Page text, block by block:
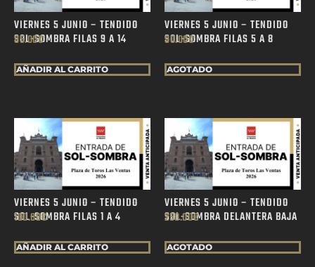
VIERNES 5 JUNIO – TENDIDO
SOL-SOMBRA FILAS 9 A 14
85.00€
AÑADIR AL CARRITO
VIERNES 5 JUNIO – TENDIDO
SOL-SOMBRA FILAS 5 A 8
90.00€
AGOTADO
VIERNES 5 JUNIO – TENDIDO
SOL-SOMBRA FILAS 1 A 4
100.00€
AÑADIR AL CARRITO
VIERNES 5 JUNIO – TENDIDO
SOL-SOMBRA DELANTERA BAJA
250.00€
AGOTADO